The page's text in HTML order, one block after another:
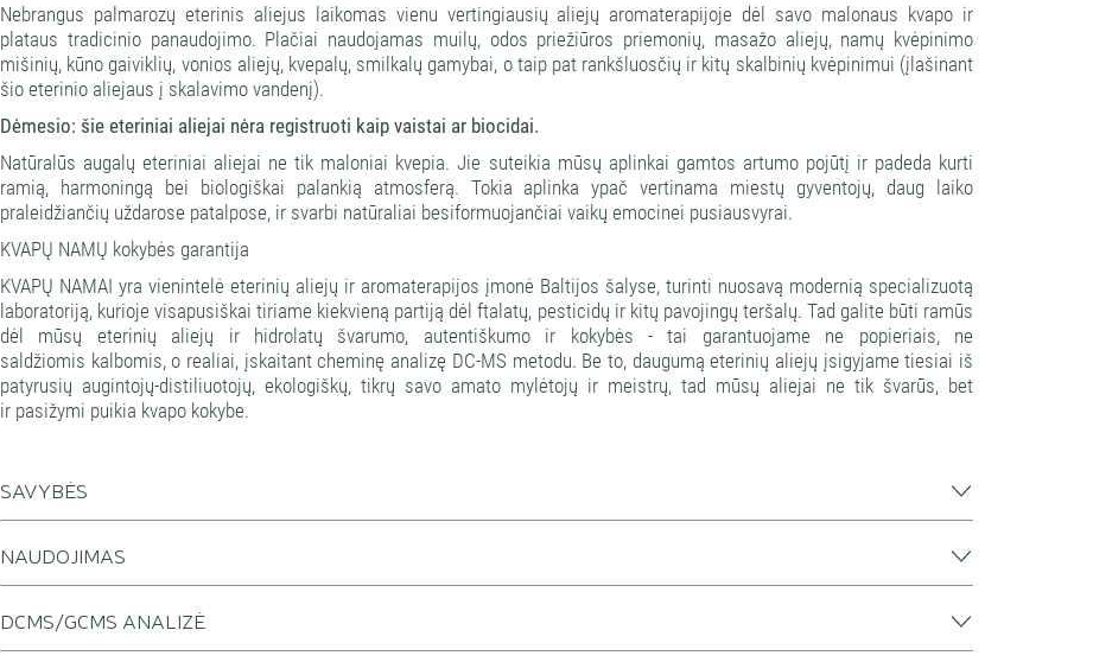
Nebrangus palmarozų eterinis aliejus laikomas vienu vertingiausių aliejų aromaterapijoje dėl savo malonaus kvapo ir
plataus tradicinio panaudojimo. Plačiai naudojamas muilų, odos priežiūros priemonių, masažo aliejų, namų kvėpinimo
mišinių, kūno gaiviklių, vonios aliejų, kvepalų, smilkalų gamybai, o taip pat rankšluosčių ir kitų skalbinių kvėpinimui (įlašinant
šio eterinio aliejaus į skalavimo vandenį).
Dėmesio: šie eteriniai aliejai nėra registruoti kaip vaistai ar biocidai.
Natūralūs augalų eteriniai aliejai ne tik maloniai kvepia. Jie suteikia mūsų aplinkai gamtos artumo pojūtį ir padeda kurti
ramią, harmoningą bei biologiškai palankią atmosferą. Tokia aplinka ypač vertinama miestų gyventojų, daug laiko
praleidžiančių uždarose patalpose, ir svarbi natūraliai besiformuojančiai vaikų emocinei pusiausvyrai.
KVAPŲ NAMŲ kokybės garantija
KVAPŲ NAMAI yra vienintelė eterinių aliejų ir aromaterapijos įmonė Baltijos šalyse, turinti nuosavą modernią specializuotą
laboratoriją, kurioje visapusiškai tiriame kiekvieną partiją dėl ftalatų, pesticidų ir kitų pavojingų teršalų. Tad galite būti ramūs
dėl mūsų eterinių aliejų ir hidrolatų švarumo, autentiškumo ir kokybės - tai garantuojame ne popieriais, ne
saldžiomis kalbomis, o realiai, įskaitant cheminę analizę DC-MS metodu. Be to, daugumą eterinių aliejų įsigyjame tiesiai iš
patyrusių augintojų-distiliuotojų, ekologiškų, tikrų savo amato mylėtojų ir meistrų, tad mūsų aliejai ne tik švarūs, bet
ir pasižymi puikia kvapo kokybe.
SAVYBĖS
NAUDOJIMAS
DCMS/GCMS ANALIZĖ